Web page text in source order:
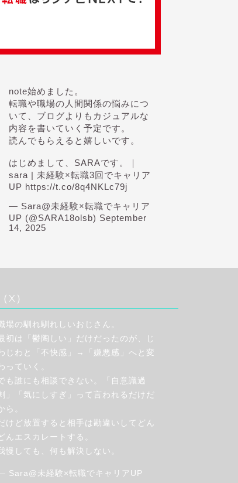
note始めました。
転職や職場の人間関係の悩みにつ
いて、ブログよりもカジュアルな
内容を書いていく予定です。
読んでもらえると嬉しいです。
はじめまして、SARAです。｜
sara | 未経験×転職3回でキャリア
UP https://t.co/8q4NKLc79j
— Sara@未経験×転職でキャリア
UP (@SARA18olsb) September
14, 2025
X）
場の馴れ馴れしいおじさん。
初は「鬱陶しい」だけだったのが、じ
じわと「不快感」→「嫌悪感」へと変
っていく。
も誰にも相談できない。「自意識過
」「気にしすぎ」って言われるだけだ
ら。
けど放置すると相手は勘違いしてどん
んエスカレートする。
慢しても、何も解決しない。
Sara@未経験×転職でキャリアUP